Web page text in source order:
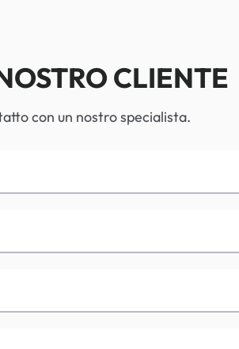
CLIENTE
con un nostro specialista.